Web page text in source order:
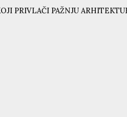
PRIVLAČI PAŽNJU